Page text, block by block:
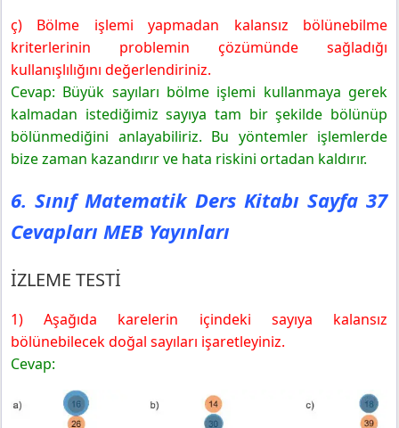
ç) Bölme işlemi yapmadan kalansız bölünebilme
kriterlerinin problemin çözümünde sağladığı
kullanışlılığını değerlendiriniz.
Cevap: Büyük sayıları bölme işlemi kullanmaya gerek
kalmadan istediğimiz sayıya tam bir şekilde bölünüp
bölünmediğini anlayabiliriz. Bu yöntemler işlemlerde
bize zaman kazandırır ve hata riskini ortadan kaldırır.
6. Sınıf Matematik Ders Kitabı Sayfa 37
Cevapları MEB Yayınları
İZLEME TESTİ
1) Aşağıda karelerin içindeki sayıya kalansız
bölünebilecek doğal sayıları işaretleyiniz.
Cevap: